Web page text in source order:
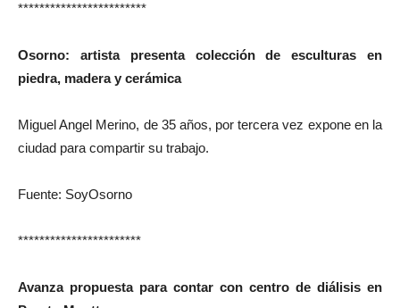
************************
Osorno: artista presenta colección de esculturas en
piedra, madera y cerámica
Miguel Angel Merino, de 35 años, por tercera vez expone en la
ciudad para compartir su trabajo.
Fuente: SoyOsorno
***********************
Avanza propuesta para contar con centro de diálisis en